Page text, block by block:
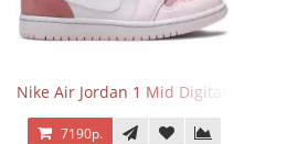
Nike Air Jordan 1 Mid Digital Pink
7190р.